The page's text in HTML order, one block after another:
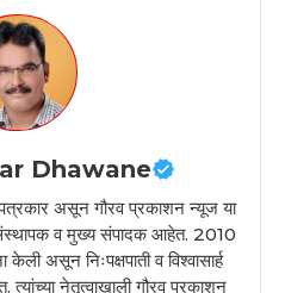
Dhawane
असून गौरव प्रकाशन न्यूज या
संस्थापक व मुख्य संपादक आहेत. 2010
केली असून निःपक्षपाती व विश्वासार्ह
त्यांच्या नेतृत्वाखाली गौरव प्रकाशन